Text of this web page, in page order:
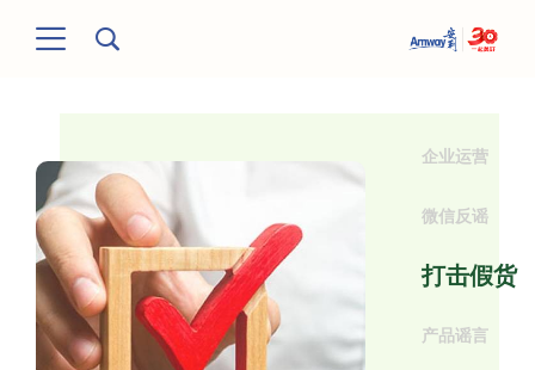
企业运营
微信反谣
打击假货
产品谣言